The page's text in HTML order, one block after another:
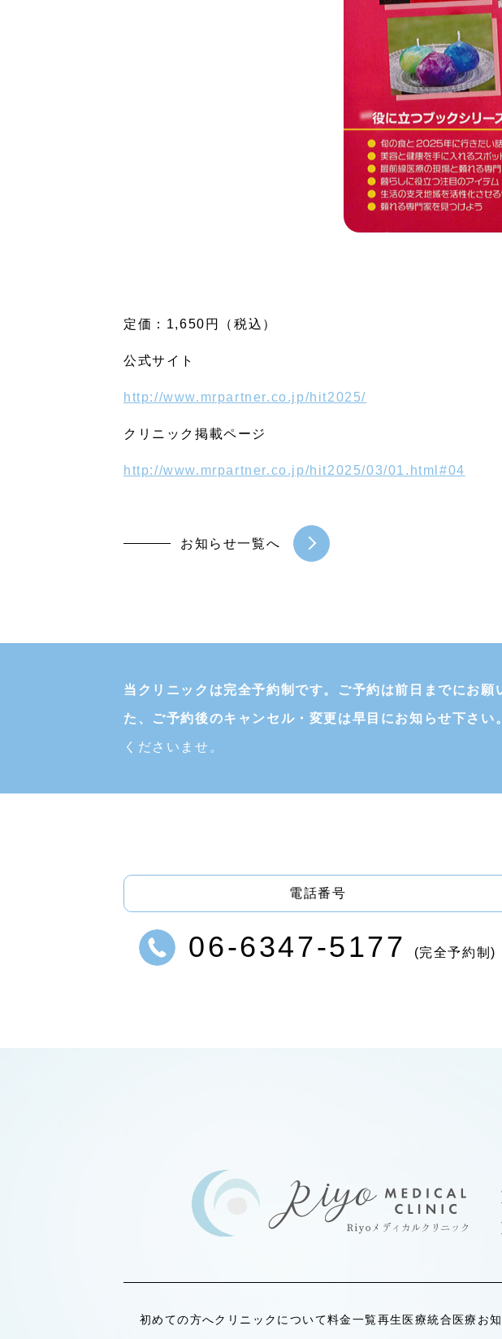
定価：1,650円（税込）
公式サイト
http://www.mrpartner.co.jp/hit2025/
クリニック掲載ページ
http://www.mrpartner.co.jp/hit2025/03/01.html#04
お知らせ一覧へ
当クリニックは完全予約制です。 ご予約は前日までにお願
た、ご予約後のキャンセル・変更は早目にお知らせ下さい。
くださいませ。
電話番号
06-6347-5177 (完全予約制)
初めての方へクリニックについて料金一覧再生医療統合医療 お